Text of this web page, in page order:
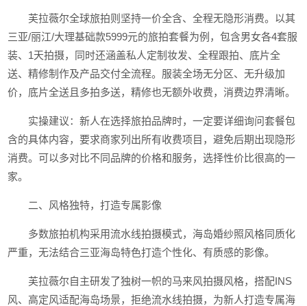
芙拉薇尔全球旅拍则坚持一价全含、全程无隐形消费。以其
三亚/丽江/大理基础款5999元的旅拍套餐为例，包含男女各4套服
装、1天拍摄，同时还涵盖私人定制妆发、全程跟拍、底片全
送、精修制作及产品交付全流程。服装全场无分区、无升级加
价，底片全送且多拍多送，精修也无额外收费，消费边界清晰。
实操建议：新人在选择旅拍品牌时，一定要详细询问套餐包
含的具体内容，要求商家列出所有收费项目，避免后期出现隐形
消费。可以多对比不同品牌的价格和服务，选择性价比很高的一
家。
二、风格独特，打造专属影像
多数旅拍机构采用流水线拍摄模式，海岛婚纱照风格同质化
严重，无法结合三亚海岛特色打造个性化、有质感的影像。
芙拉薇尔自主研发了独树一帜的马来风拍摄风格，搭配INS
风、高定风适配海岛场景，拒绝流水线拍摄，为新人打造专属海